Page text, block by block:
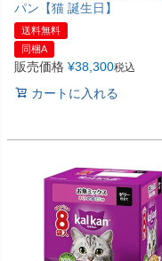
パン【猫 誕生日】
送料無料
同梱A
販売価格 ¥38,300税込
カートに入れる